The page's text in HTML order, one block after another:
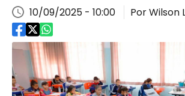
10/09/2025 - 10:00 Por Wilson